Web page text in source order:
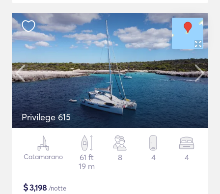
Privilege 615
Catamarano
61 ft
19 m
8 4 4
$3,198 /notte